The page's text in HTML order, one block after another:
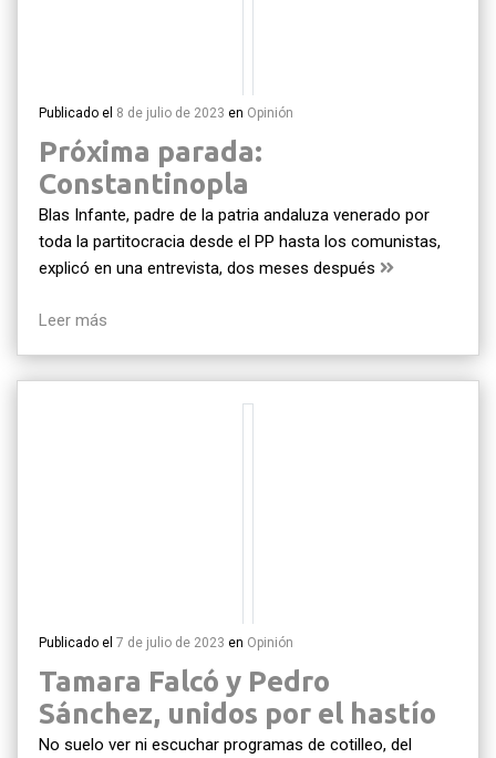
Publicado el 8 de julio de 2023 en Opinión
Próxima parada:
Constantinopla
Blas Infante, padre de la patria andaluza venerado por
toda la partitocracia desde el PP hasta los comunistas,
explicó en una entrevista, dos meses después
Leer más
Publicado el 7 de julio de 2023 en Opinión
Tamara Falcó y Pedro
Sánchez, unidos por el hastío
No suelo ver ni escuchar programas de cotilleo, del